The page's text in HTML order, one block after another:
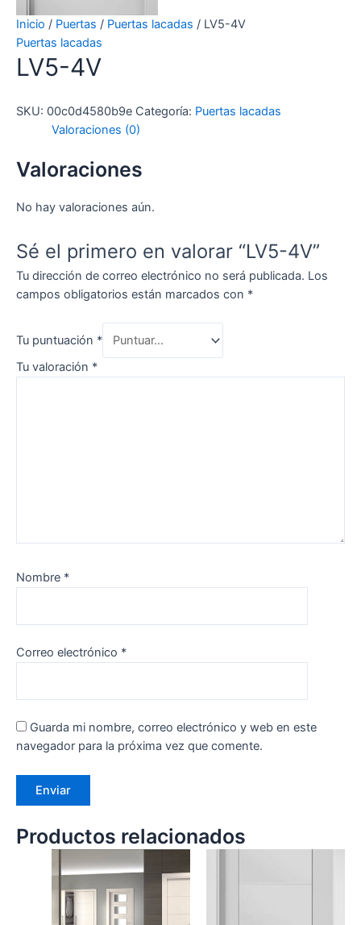
Inicio / Puertas / Puertas lacadas / LV5-4V
Puertas lacadas
LV5-4V
SKU: 00c0d4580b9e Categoría: Puertas lacadas
Valoraciones (0)
Valoraciones
No hay valoraciones aún.
Sé el primero en valorar “LV5-4V”
Tu dirección de correo electrónico no será publicada. Los
campos obligatorios están marcados con *
Tu puntuación *
Tu valoración *
Nombre *
Correo electrónico *
Guarda mi nombre, correo electrónico y web en este
navegador para la próxima vez que comente.
Productos relacionados